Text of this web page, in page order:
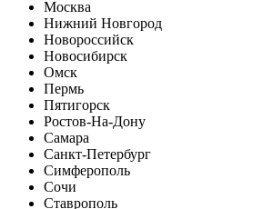
Москва
Нижний Новгород
Новороссийск
Новосибирск
Омск
Пермь
Пятигорск
Ростов-На-Дону
Самара
Санкт-Петербург
Симферополь
Сочи
Ставрополь